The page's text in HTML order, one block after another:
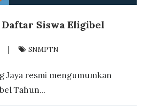
Daftar Siswa Eligibel
| SNMPTN
Jaya resmi mengumumkan
Tahun...